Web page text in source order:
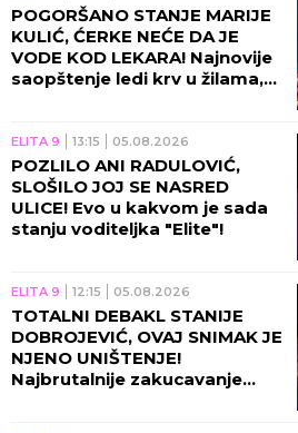
POGORŠANO STANJE MARIJE
KULIĆ, ĆERKE NEĆE DA JE
VODE KOD LEKARA! Najnovije
saopštenje ledi krv u žilama,
ELITA 9 13:15 05.08.2026
POZLILO ANI RADULOVIĆ,
SLOŠILO JOJ SE NASRED
ULICE! Evo u kakvom je sada
stanju voditeljka "Elite"!
ELITA 9 12:15 05.08.2026
TOTALNI DEBAKL STANIJE
DOBROJEVIĆ, OVAJ SNIMAK JE
NJENO UNIŠTENJE!
Najbrutalnije zakucavanje